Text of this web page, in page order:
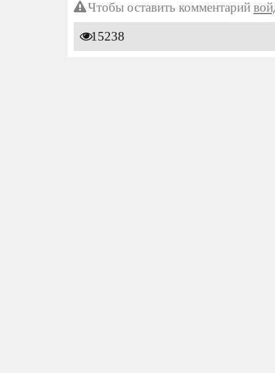
Чтобы оставить комментарий
15238